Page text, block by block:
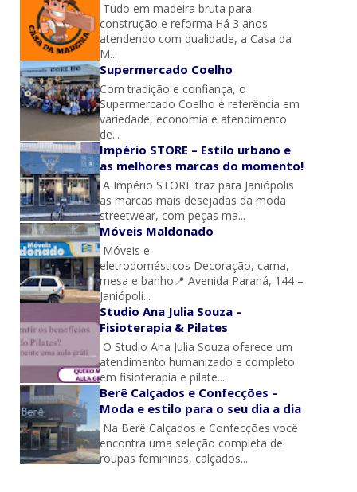
Tudo em madeira bruta para
construção e reforma.Há 3 anos
atendendo com qualidade, a Casa da
M...
Supermercado Coelho
Com tradição e confiança, o
Supermercado Coelho é referência em
variedade, economia e atendimento
de...
Império STORE – Estilo urbano e
as melhores marcas do momento!
A Império STORE traz para Janiópolis
as marcas mais desejadas da moda
streetwear, com peças ma...
Móveis Maldonado
Móveis e
eletrodomésticos Decoração, cama,
mesa e banho📍 Avenida Paraná, 144 –
Janiópoli...
Studio Ana Julia Souza –
Fisioterapia & Pilates
O Studio Ana Julia Souza oferece um
atendimento humanizado e completo
em fisioterapia e pilate...
Berê Calçados e Confecções –
Moda e estilo para o seu dia a dia
Na Berê Calçados e Confecções você
encontra uma seleção completa de
roupas femininas, calçados...